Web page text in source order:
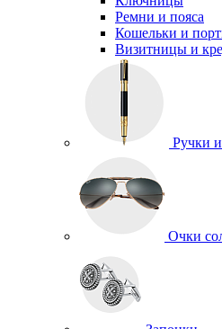
Ремни и пояса
Кошельки и
Визитницы и
Ручки
Очки